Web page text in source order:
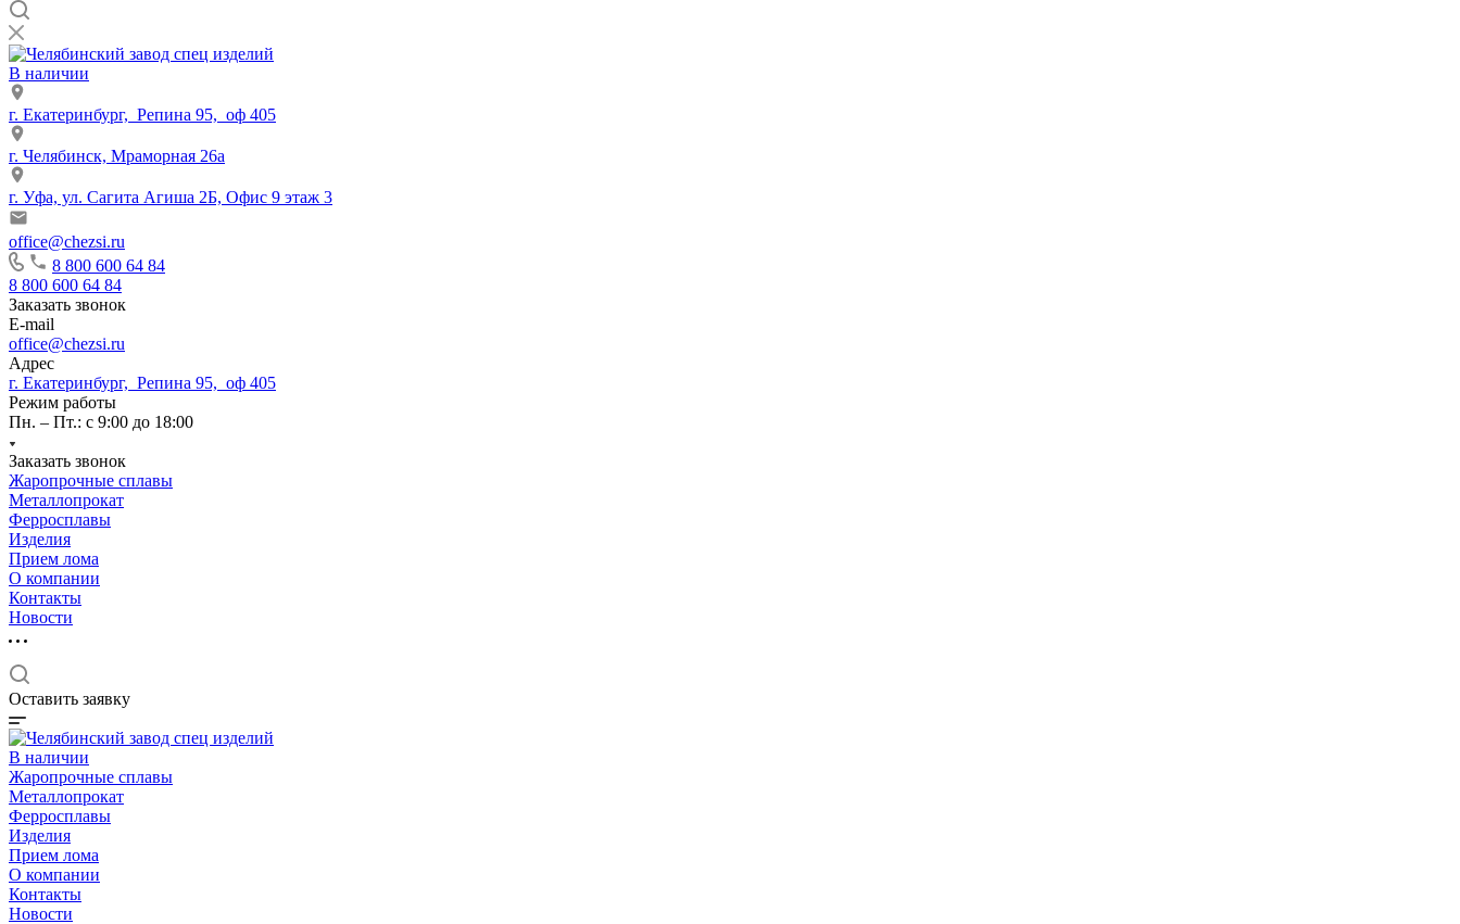
В наличии
г. Екатеринбург, Репина 95, оф 405
г. Челябинск, Мраморная 26а
г. Уфа, ул. Сагита Агиша 2Б, Офис 9 этаж 3
office@chezsi.ru
8 800 600 64 84
8 800 600 64 84
Заказать звонок
E-mail
office@chezsi.ru
Адрес
г. Екатеринбург, Репина 95, оф 405
Режим работы
Пн. – Пт.: с 9:00 до 18:00
Заказать звонок
Жаропрочные сплавы
Металлопрокат
Ферросплавы
Изделия
Прием лома
О компании
Контакты
Новости
Оставить заявку
В наличии
Жаропрочные сплавы
Металлопрокат
Ферросплавы
Изделия
Прием лома
О компании
Контакты
Новости